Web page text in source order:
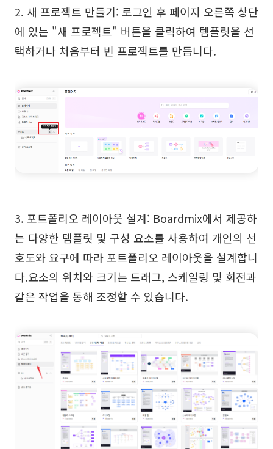
2. 새 프로젝트 만들기: 로그인 후 페이지 오른쪽 상단
에 있는 "새 프로젝트" 버튼을 클릭하여 템플릿을 선
택하거나 처음부터 빈 프로젝트를 만듭니다.
3. 포트폴리오 레이아웃 설계: Boardmix에서 제공하
는 다양한 템플릿 및 구성 요소를 사용하여 개인의 선
호도와 요구에 따라 포트폴리오 레이아웃을 설계합니
다.요소의 위치와 크기는 드래그, 스케일링 및 회전과
같은 작업을 통해 조정할 수 있습니다.